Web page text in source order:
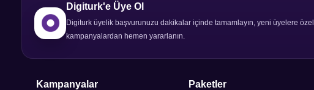
Digiturk'e Üye Ol
Digiturk üyelik başvurunuzu dakikalar içinde tamamlayın, yeni üyelere özel
kampanyalardan hemen yararlanın.
Kampanyalar Paketler